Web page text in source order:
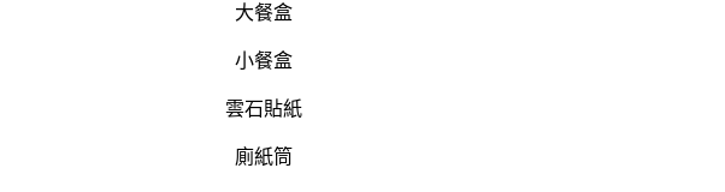
大餐盒
小餐盒
雲石貼紙
廁紙筒